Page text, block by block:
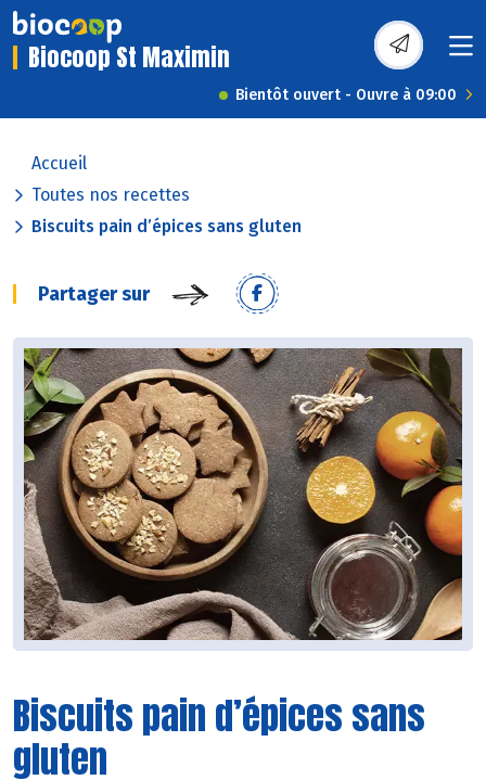
Biocoop St Maximin
Bientôt ouvert - Ouvre à 09:00
Accueil
Toutes nos recettes
Biscuits pain d’épices sans gluten
Partager sur
Biscuits pain d’épices sans
gluten